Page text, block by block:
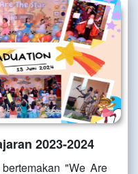
2023-2024
"We Are